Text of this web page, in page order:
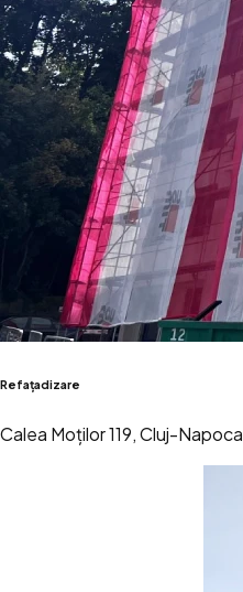
Refațadizare
Calea Moților 119, Cluj-Napoca